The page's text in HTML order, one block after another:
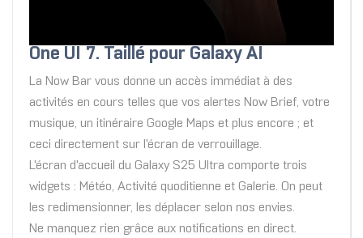
One UI 7. Taillé pour Galaxy AI
La Now Bar vous donne un accès immédiat à des
activités en cours telles que vos alertes Now Brief, votre
musique, un itinéraire Google Maps et plus encore ; et
ceci directement sur l'écran de verrouillage.
L'écran d'accueil du Galaxy S25 Ultra comporte trois
widgets : Météo, Activité quoditienne et Galerie. On peut
les redimensionner, les déplacer selon nos envies.
Ne manquez rien grâce aux notifications en direct.